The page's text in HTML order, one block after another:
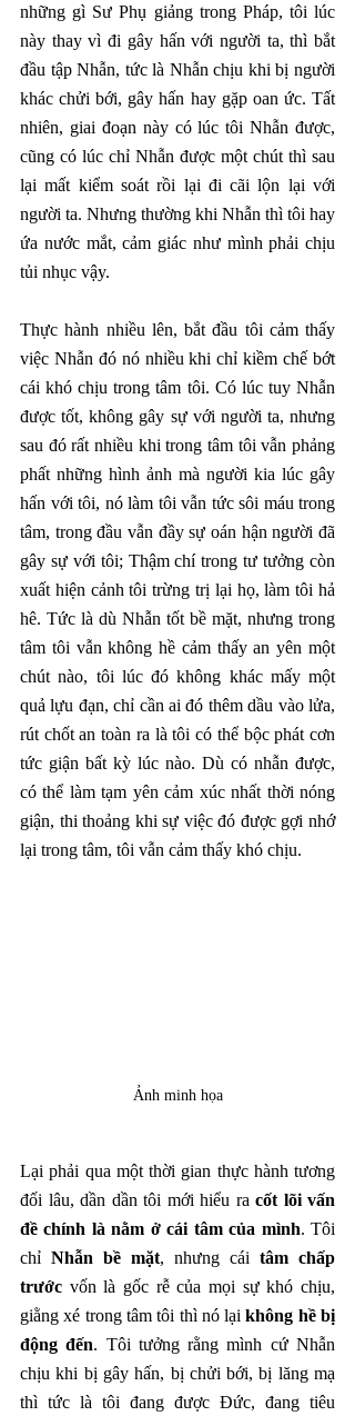
những gì Sư Phụ giảng trong Pháp, tôi lúc
này thay vì đi gây hấn với người ta, thì bắt
đầu tập Nhẫn, tức là Nhẫn chịu khi bị người
khác chửi bới, gây hấn hay gặp oan ức. Tất
nhiên, giai đoạn này có lúc tôi Nhẫn được,
cũng có lúc chỉ Nhẫn được một chút thì sau
lại mất kiểm soát rồi lại đi cãi lộn lại với
người ta. Nhưng thường khi Nhẫn thì tôi hay
ứa nước mắt, cảm giác như mình phải chịu
tủi nhục vậy.
Thực hành nhiều lên, bắt đầu tôi cảm thấy
việc Nhẫn đó nó nhiều khi chỉ kiềm chế bớt
cái khó chịu trong tâm tôi. Có lúc tuy Nhẫn
được tốt, không gây sự với người ta, nhưng
sau đó rất nhiều khi trong tâm tôi vẫn phảng
phất những hình ảnh mà người kia lúc gây
hấn với tôi, nó làm tôi vẫn tức sôi máu trong
tâm, trong đầu vẫn đầy sự oán hận người đã
gây sự với tôi; Thậm chí trong tư tưởng còn
xuất hiện cảnh tôi trừng trị lại họ, làm tôi hả
hê. Tức là dù Nhẫn tốt bề mặt, nhưng trong
tâm tôi vẫn không hề cảm thấy an yên một
chút nào, tôi lúc đó không khác mấy một
quả lựu đạn, chỉ cần ai đó thêm dầu vào lửa,
rút chốt an toàn ra là tôi có thể bộc phát cơn
tức giận bất kỳ lúc nào. Dù có nhẫn được,
có thể làm tạm yên cảm xúc nhất thời nóng
giận, thi thoảng khi sự việc đó được gợi nhớ
lại trong tâm, tôi vẫn cảm thấy khó chịu.
Ảnh minh họa
Lại phải qua một thời gian thực hành tương
đối lâu, dần dần tôi mới hiểu ra cốt lõi vấn
đề chính là nằm ở cái tâm của mình. Tôi
chỉ Nhẫn bề mặt, nhưng cái tâm chấp
trước vốn là gốc rễ của mọi sự khó chịu,
giằng xé trong tâm tôi thì nó lại không hề bị
động đến. Tôi tưởng rằng mình cứ Nhẫn
chịu khi bị gây hấn, bị chửi bới, bị lăng mạ
thì tức là tôi đang được Đức, đang tiêu